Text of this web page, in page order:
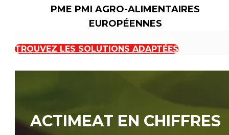
PME PMI AGRO-ALIMENTAIRES
EUROPÉENNES
TROUVEZ LES SOLUTIONS ADAPTÉES
ACTIMEAT EN CHIFFRES